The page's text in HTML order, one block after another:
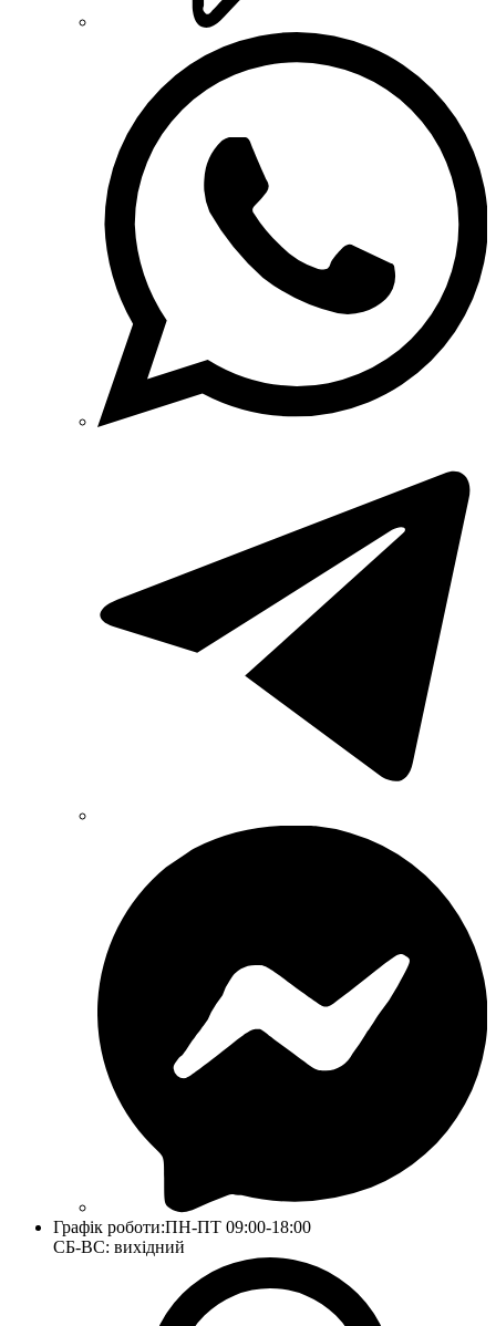
Графік роботи:ПН-ПТ 09:00-18:00
СБ-ВС: вихідний